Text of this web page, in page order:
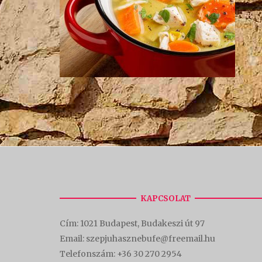
KAPCSOLAT
Cím: 1021 Budapest, Budakeszi út 97
Email: szepjuhasznebufe@freemail.hu
Telefonszám: +36 30 270 2954